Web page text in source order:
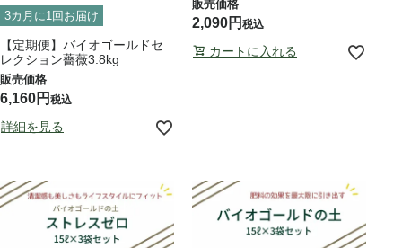
3カ月に1回お届け
【定期便】バイオゴールドセ
レクション薔薇3.8kg
6,160 税込
詳細を見る
2,090 税込
カートに入れる